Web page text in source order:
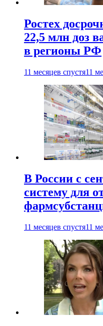
Ростех
22,5 млн доз
в регионы РФ
11 месяцев спустя11
В России с
систему для
11 месяцев спустя11